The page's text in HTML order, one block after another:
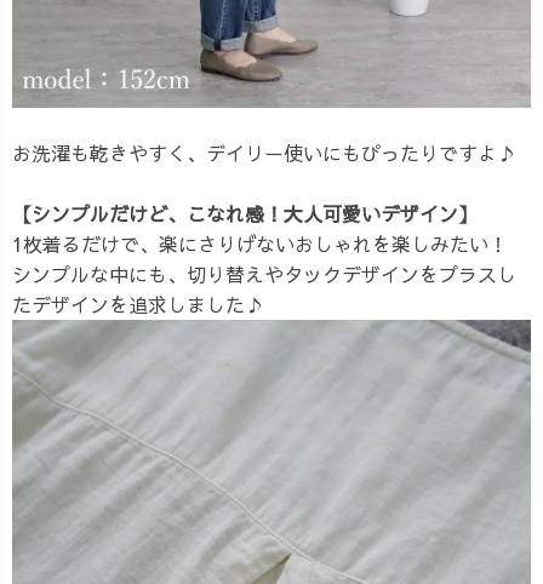
お洗濯も乾きやすく、デイリー使いにもぴったりですよ♪
【シンプルだけど、こなれ感！大人可愛いデザイン】
1枚着るだけで、楽にさりげないおしゃれを楽しみたい！
シンプルな中にも、切り替えやタックデザインをプラスし
たデザインを追求しました♪